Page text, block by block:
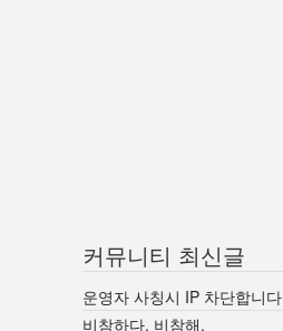
커뮤니티 최신글
운영자 사칭시 IP 차단합니다
비참하다, 비참해.